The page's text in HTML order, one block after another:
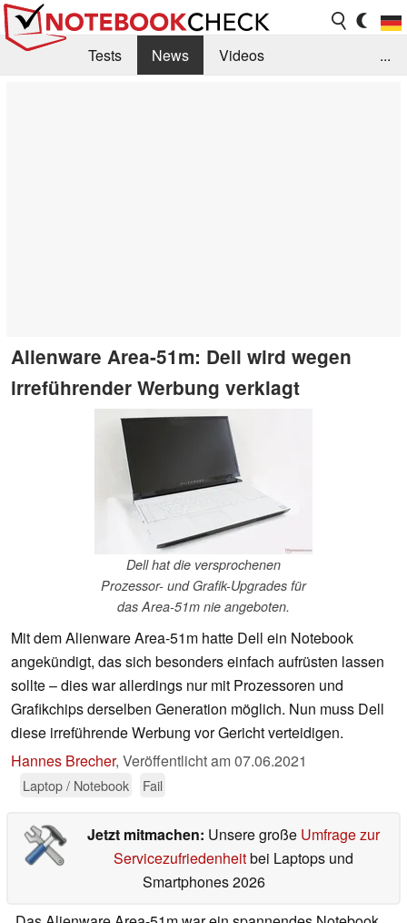
Tests News
Videos
...
Alienware Area-51m: Dell wird wegen
irreführender Werbung verklagt
Dell hat die versprochenen
Prozessor- und Grafik-Upgrades für
das Area-51m nie angeboten.
Mit dem Alienware Area-51m hatte Dell ein Notebook
angekündigt, das sich besonders einfach aufrüsten lassen
sollte – dies war allerdings nur mit Prozessoren und
Grafikchips derselben Generation möglich. Nun muss Dell
diese irreführende Werbung vor Gericht verteidigen.
Hannes Brecher, Veröffentlicht am07.06.2021
Laptop / Notebook Fail
Jetzt mitmachen: Unsere große Umfrage zur
Servicezufriedenheitbei Laptops und
Smartphones 2026